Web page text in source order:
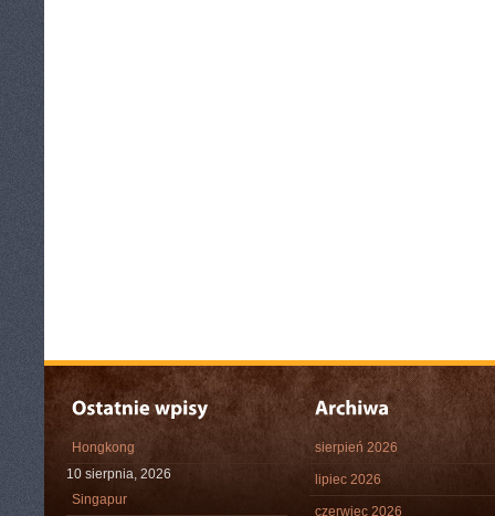
Hongkong
10 sierpnia, 2026
Singapur
sierpień 2026
lipiec 2026
czerwiec 2026